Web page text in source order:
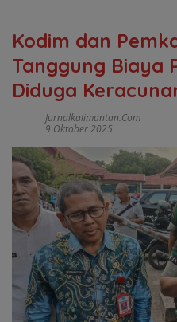
Kodim dan
Tanggung Biaya
Diduga
Jurnalkalimantan.com
9 Oktober 2025